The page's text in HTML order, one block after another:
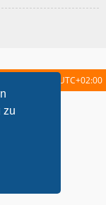
zu
UTC+02:00
by
Limited